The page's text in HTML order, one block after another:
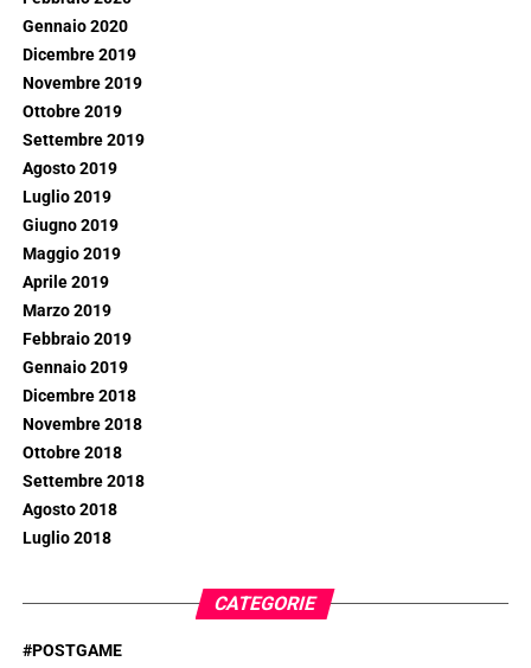
Gennaio 2020
Dicembre 2019
Novembre 2019
Ottobre 2019
Settembre 2019
Agosto 2019
Luglio 2019
Giugno 2019
Maggio 2019
Aprile 2019
Marzo 2019
Febbraio 2019
Gennaio 2019
Dicembre 2018
Novembre 2018
Ottobre 2018
Settembre 2018
Agosto 2018
Luglio 2018
CATEGORIE
#POSTGAME